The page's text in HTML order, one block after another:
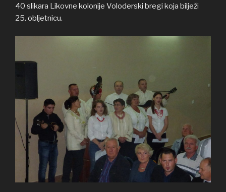
40 slikara Likovne kolonije Voloderski bregi koja bilježi
25. obljetnicu.